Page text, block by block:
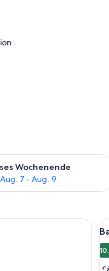
9.
Wochenende
Aug. 7 - Aug. 9
Verfügbarkeit für
| Kostenloses WLAN,